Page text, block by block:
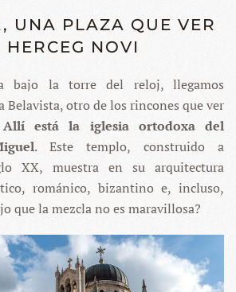
UNA PLAZA QUE VER
HERCEG NOVI
bajo la torre del reloj, llegamos
Belavista, otro de los rincones que ver
Allí está la iglesia ortodoxa del
. Este templo, construido a
XX, muestra en su arquitectura
románico, bizantino e, incluso,
que la mezcla no es maravillosa?